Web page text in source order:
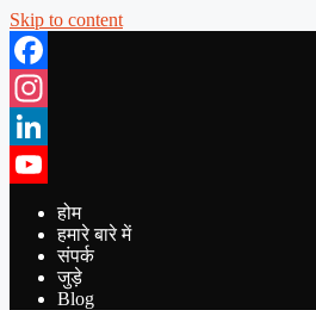
Skip to content
Facebook
Instagram
LinkedIn
YouTube
होम
हमारे बारे में
संपर्क
जुड़े
Blog